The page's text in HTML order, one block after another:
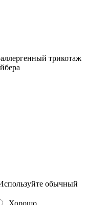
трикотаж
обычный